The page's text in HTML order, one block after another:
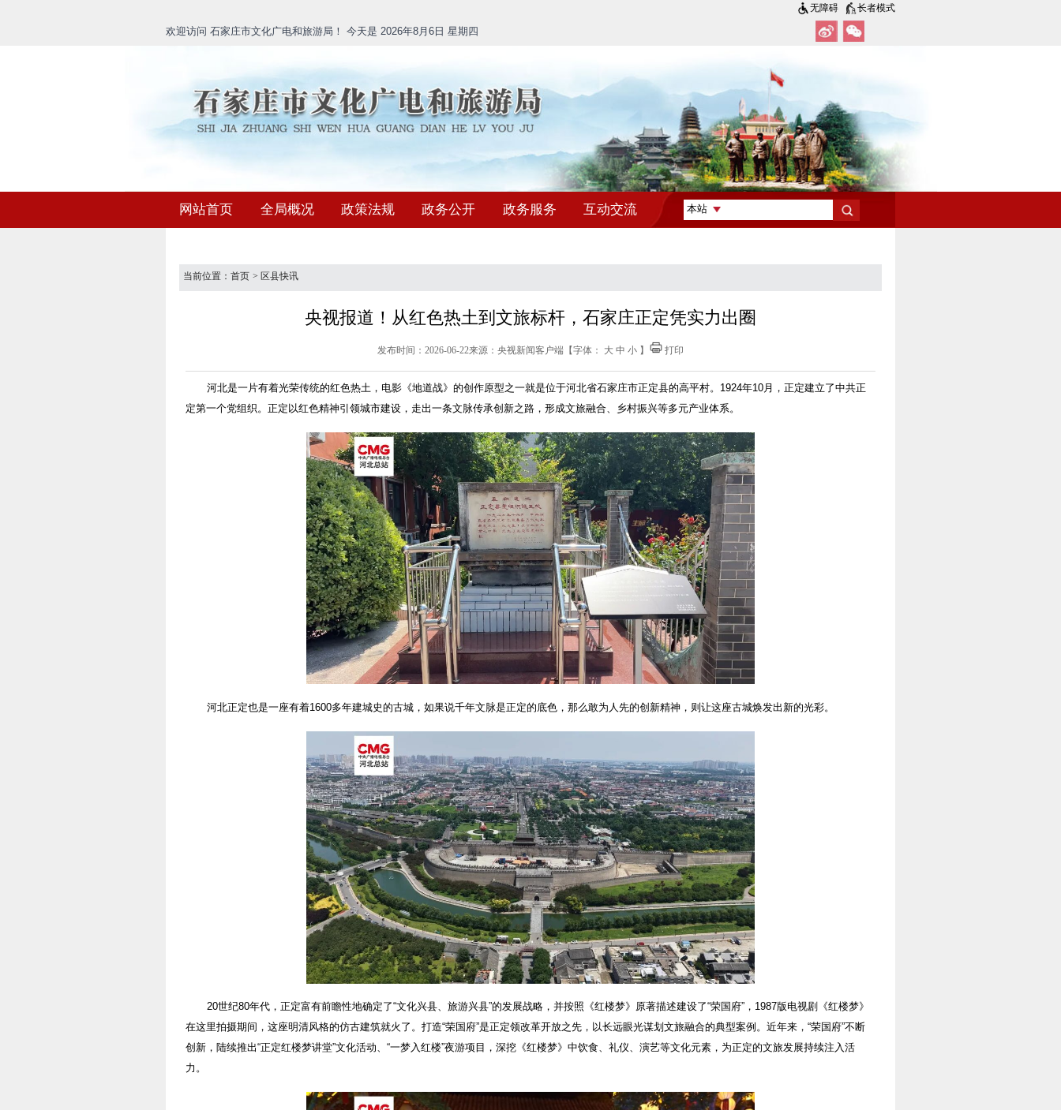
无障碍 长者模式
欢迎访问 石家庄市文化广电和旅游局！ 今天是 2026年8月6日 星期四
网站首页 全局概况 政策法规 政务公开 政务服务 互动交流
当前位置： 首页 > 区县快讯
央视报道！从红色热土到文旅标杆，石家庄正定凭实力出圈
发布时间：2026-06-22来源：央视新闻客户端 【字体： 大 中 小 】 打印
河北是一片有着光荣传统的红色热土，电影《地道战》的创作原型之一就是位于河北省石家庄市正定县的高平村。1924年10月，正定建立了中共正
定第一个党组织。正定以红色精神引领城市建设，走出一条文脉传承创新之路，形成文旅融合、乡村振兴等多元产业体系。
河北正定也是一座有着1600多年建城史的古城，如果说千年文脉是正定的底色，那么敢为人先的创新精神，则让这座古城焕发出新的光彩。
20世纪80年代，正定富有前瞻性地确定了“文化兴县、旅游兴县”的发展战略，并按照《红楼梦》原著描述建设了“荣国府”，1987版电视剧《红楼梦》
在这里拍摄期间，这座明清风格的仿古建筑就火了。打造“荣国府”是正定领改革开放之先，以长远眼光谋划文旅融合的典型案例。近年来，“荣国府”不断
创新，陆续推出“正定红楼梦讲堂”文化活动、“一梦入红楼”夜游项目，深挖《红楼梦》中饮食、礼仪、演艺等文化元素，为正定的文旅发展持续注入活
力。